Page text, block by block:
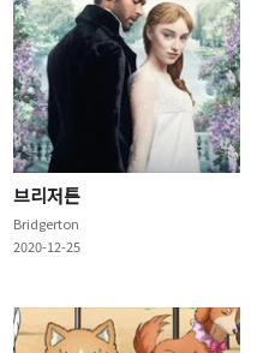
브리저튼
Bridgerton
2020-12-25